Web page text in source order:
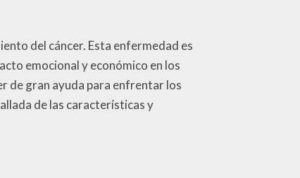
del cáncer. Esta enfermedad es
emocional y económico en los
de gran ayuda para enfrentar los
de las características y